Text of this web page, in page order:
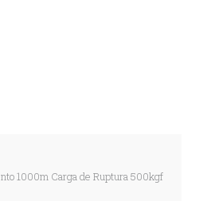
1000m Carga de Ruptura 500kgf